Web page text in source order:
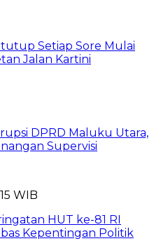
Setiap Sore Mulai
Jalan Kartini
DPRD Maluku Utara,
Supervisi
WIB
HUT ke-81 RI
Kepentingan Politik